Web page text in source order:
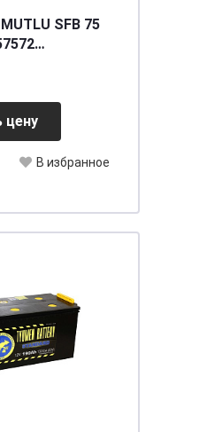
SFB 75
цену
В избранное